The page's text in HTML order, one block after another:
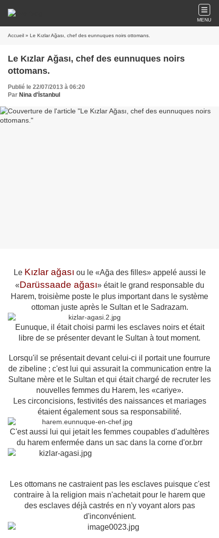
MENU
Accueil » Le Kızlar Ağası, chef des eunnuques noirs ottomans.
Le Kızlar Ağası, chef des eunnuques noirs
ottomans.
Publié le 22/07/2013 à 06:20
Par Nina d'İstanbul
Le Kızlar ağası ou le «Ağa des filles» appelé aussi le
«Darüssaade ağası» était le grand responsable du
Harem, troisième poste le plus important dans le système
ottoman juste après le Sultan et le Sadrazam.
Eunuque, il était choisi parmi les esclaves noirs et était
libre de se présenter devant le Sultan à tout moment.
Lorsqu'il se présentait devant celui-ci il portait une fourrure
de zibeline ; c'est lui qui assurait la communication entre la
Sultane mère et le Sultan et qui était chargé de recruter les
nouvelles femmes du Harem, les «cariye».
Les circoncisions, festivités des naissances et mariages
étaient également sous sa responsabilité.
C'est aussi lui qui jetait les femmes coupables d'adultères
du harem enfermée dans un sac dans la corne d'or.brr
Les ottomans ne castraient pas les esclaves puisque c'est
contraire à la religion mais n'achetait pour le harem que
des esclaves déjà castrés en n'y voyant alors pas
d'inconvénient.